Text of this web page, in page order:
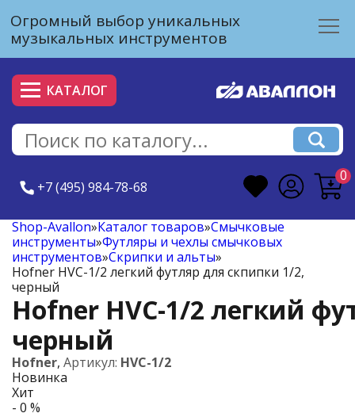
Огромный выбор уникальных
музыкальных инструментов
КАТАЛОГ
+7 (495) 984-78-68
0
Shop-Avallon»Каталог товаров»Смычковые
инструменты»Футляры и чехлы смычковых
инструментов»Скрипки и альты»
Hofner HVС-1/2 легкий футляр для скпипки 1/2,
черный
Hofner HVС-1/2 легкий
черный
Hofner, Артикул: HVC-1/2
Новинка
Хит
- 0 %